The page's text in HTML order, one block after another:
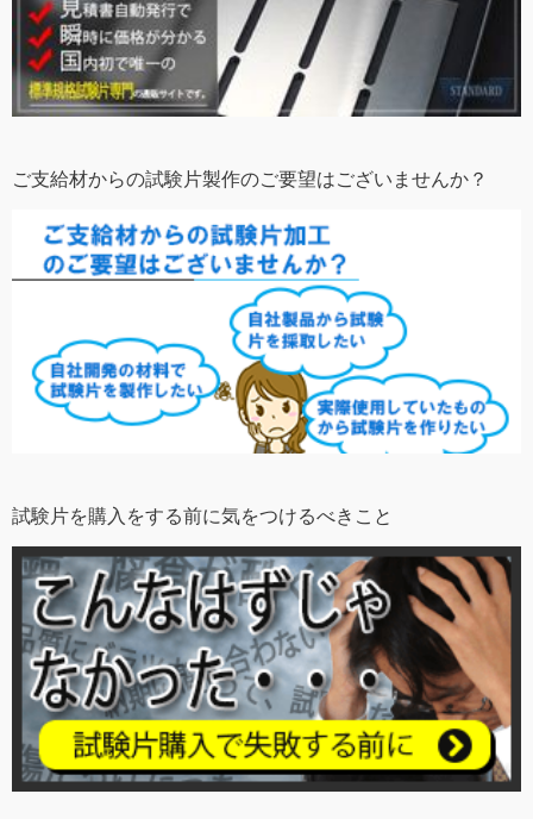
ご支給材からの試験片製作のご要望はございませんか？
試験片を購入をする前に気をつけるべきこと